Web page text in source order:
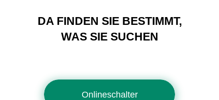
DA FINDEN SIE BESTIMMT,
WAS SIE SUCHEN
Onlineschalter